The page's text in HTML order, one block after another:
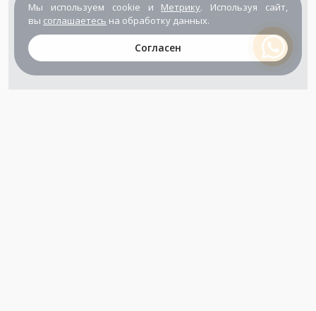
Мы используем cookie и Метрику. Используя сайт,
вы соглашаетесь на обработку данных.
Согласен